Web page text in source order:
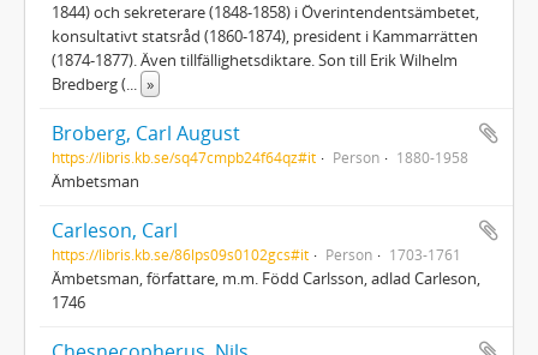
1844) och sekreterare (1848-1858) i Överintendentsämbetet,
konsultativt statsråd (1860-1874), president i Kammarrätten
(1874-1877). Även tillfällighetsdiktare. Son till Erik Wilhelm
Bredberg (... »
Broberg, Carl August
https://libris.kb.se/sq47cmpb24f64qz#it Person 1880-1958
Ämbetsman
Carleson, Carl
https://libris.kb.se/86lps09s0102gcs#it Person 1703-1761
Ämbetsman, författare, m.m. Född Carlsson, adlad Carleson,
1746